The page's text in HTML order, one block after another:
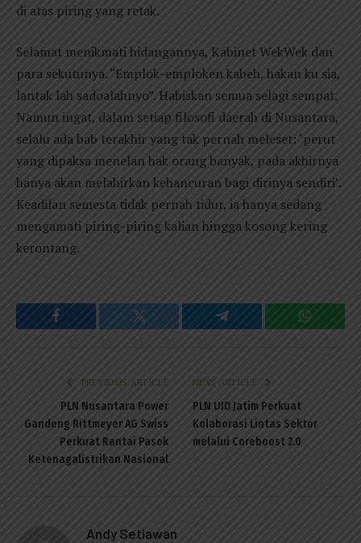
di atas piring yang retak.
Selamat menikmati hidangannya, Kabinet WekWek dan
para sekutunya. “Emplok-emploken kabeh, hakan ku sia,
lantak lah sadoalahnyo”. Habiskan semua selagi sempat.
Namun ingat, dalam setiap filosofi daerah di Nusantara,
selalu ada bab terakhir yang tak pernah meleset: ‘perut
yang dipaksa menelan hak orang banyak, pada akhirnya
hanya akan melahirkan kehancuran bagi dirinya sendiri’.
Keadilan semesta tidak pernah tidur, ia hanya sedang
mengamati piring-piring kalian hingga kosong kering
kerontang.
Facebook Twitter Telegram
PREVIOUS ARTICLE
PLN Nusantara Power
Gandeng Rittmeyer AG Swiss
Perkuat Rantai Pasok
Ketenagalistrikan Nasional
NEXT ARTICLE
PLN UID Jatim Perkuat
Kolaborasi Lintas Sektor
melalui Coreboost 2.0
Andy Setiawan